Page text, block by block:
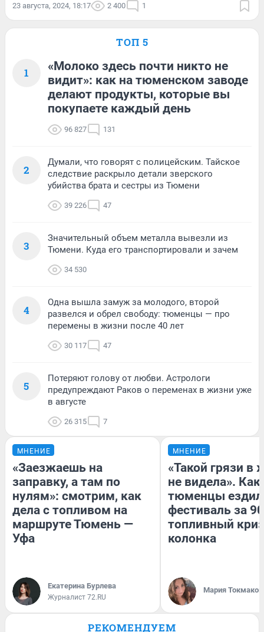
23 августа, 2024, 18:17 2 400 1
ТОП 5
1
«Молоко здесь почти никто не
видит»: как на тюменском заводе
делают продукты, которые вы
покупаете каждый день
96 827 131
2
Думали, что говорят с полицейским. Тайское
следствие раскрыло детали зверского
убийства брата и сестры из Тюмени
39 226 47
3
Значительный объем металла вывезли из
Тюмени. Куда его транспортировали и зачем
34 530
4
Одна вышла замуж за молодого, второй
развелся и обрел свободу: тюменцы — про
перемены в жизни после 40 лет
30 117 47
5
Потеряют голову от любви. Астрологи
предупреждают Раков о переменах в жизни уже
в августе
26 315 7
МНЕНИЕ
«Заезжаешь на
заправку, а там по
нулям»: смотрим, как
дела с топливом на
маршруте Тюмень —
Уфа
Екатерина Бурлева
Журналист 72.RU
МНЕНИЕ
«Такой грязи в
не видела». Как
тюменцы
фестиваль за
топливный
колонка
Мария
РЕКОМЕНДУЕМ